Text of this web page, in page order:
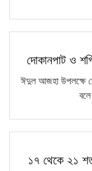
দোকানপাট ও
ঈদুল আজহা উপলক্ষে
১৭ থেকে ২১